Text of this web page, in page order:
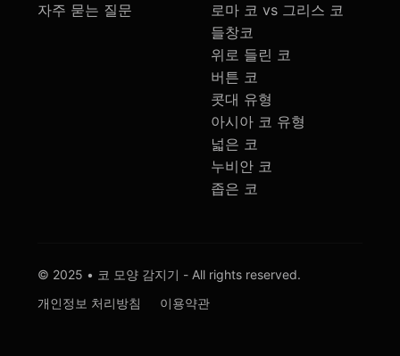
자주 묻는 질문
로마 코 vs 그리스 코
들창코
위로 들린 코
버튼 코
콧대 유형
아시아 코 유형
넓은 코
누비안 코
좁은 코
© 2025 • 코 모양 감지기 - All rights reserved.
개인정보 처리방침
이용약관